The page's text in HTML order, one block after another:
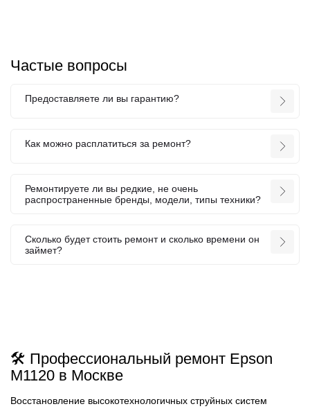
Частые вопросы
Предоставляете ли вы гарантию?
Как можно расплатиться за ремонт?
Ремонтируете ли вы редкие, не очень
распространенные бренды, модели, типы техники?
Сколько будет стоить ремонт и сколько времени он
займет?
🛠️ Профессиональный ремонт Epson
M1120 в Москве
Восстановление высокотехнологичных струйных систем